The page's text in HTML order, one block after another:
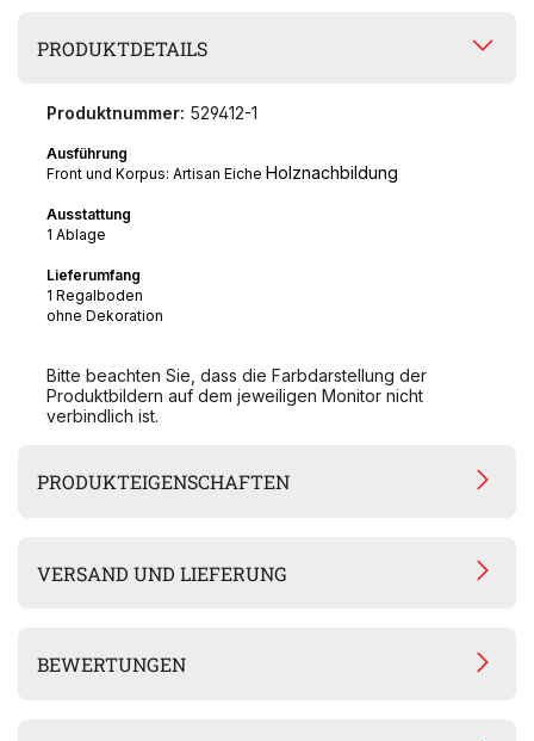
PRODUKTDETAILS
Produktnummer: 529412-1
Ausführung
Front und Korpus: Artisan Eiche Holznachbildung
Ausstattung
1 Ablage
Lieferumfang
1 Regalboden
ohne Dekoration
Bitte beachten Sie, dass die Farbdarstellung der
Produktbildern auf dem jeweiligen Monitor nicht
verbindlich ist.
PRODUKTEIGENSCHAFTEN
VERSAND UND LIEFERUNG
BEWERTUNGEN